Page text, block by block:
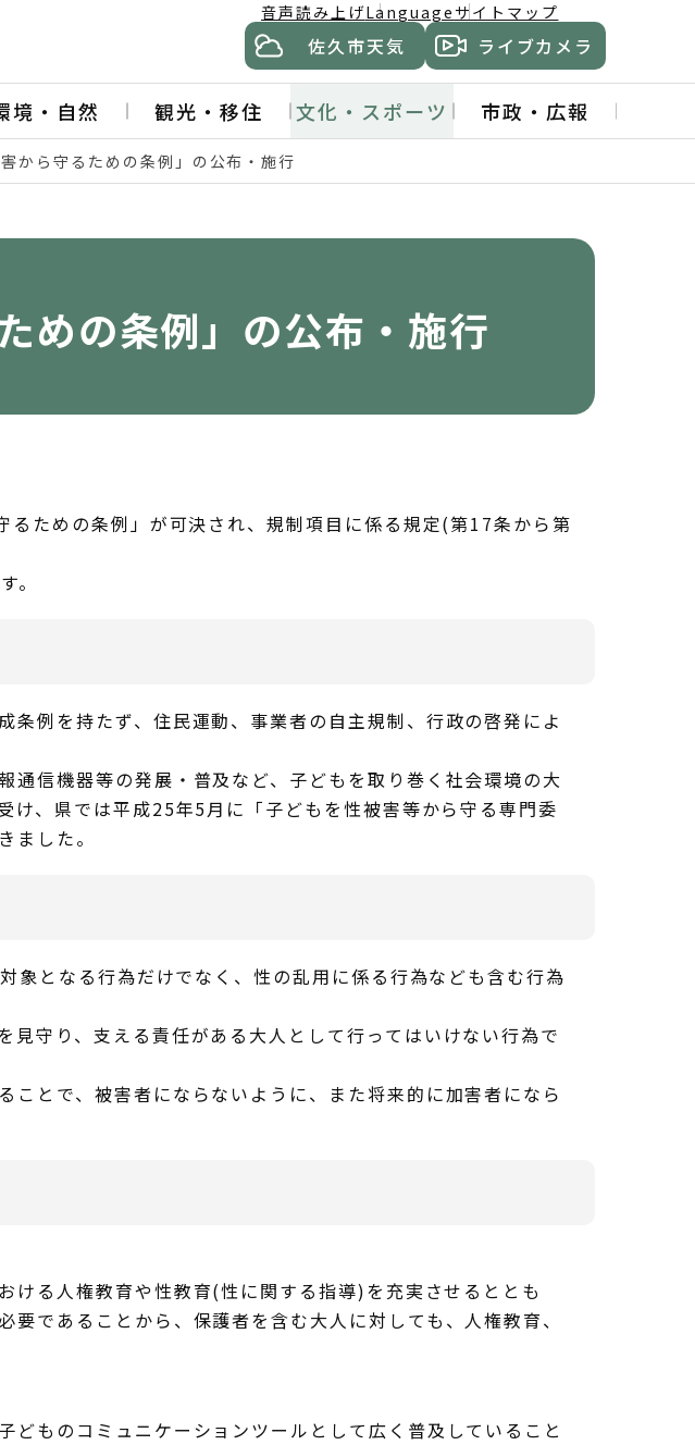
音声読み上げLanguage サイトマップ
佐久市天気 ライブカメラ
境・自然 観光・移住 文化・スポーツ 市政・広報
から守るための条例」の公布・施行
めの条例」の公布・施行
ための条例」が可決され、規制項目に係る規定(第17条から第
。
例を持たず、住民運動、事業者の自主規制、行政の啓発によ
信機器等の発展・普及など、子どもを取り巻く社会環境の大
け、県では平成25年5月に「子どもを性被害等から守る専門委
ました。
となる行為だけでなく、性の乱用に係る行為なども含む行為
守り、支える責任がある大人として行ってはいけない行為で
とで、被害者にならないように、また将来的に加害者になら
る人権教育や性教育(性に関する指導)を充実させるととも
であることから、保護者を含む大人に対しても、人権教育、
ものコミュニケーションツールとして広く普及していること